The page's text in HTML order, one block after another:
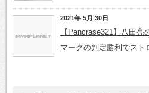
2021年 5月 30日
【Pancrase321】八田
マークの判定勝利でス